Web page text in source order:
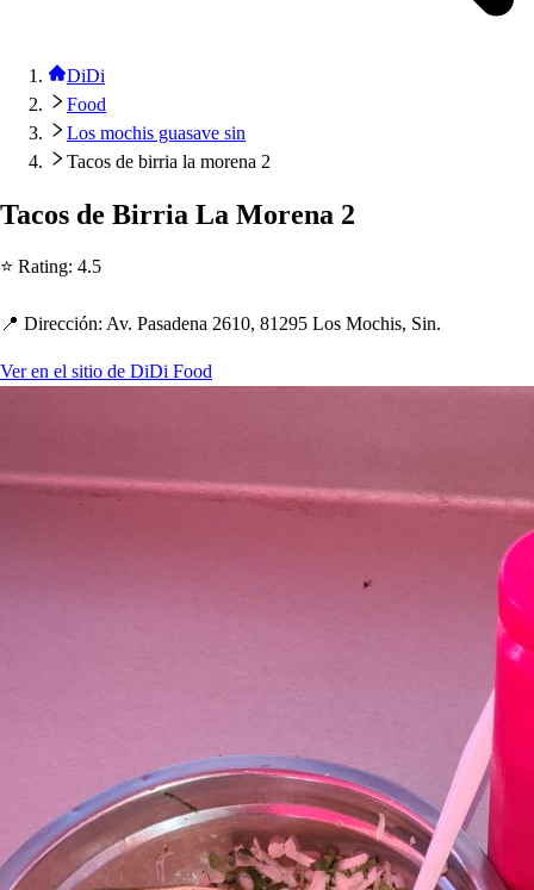
DiDi
Food
Los mochis guasave sin
Tacos de birria la morena 2
Tacos de Birria La Morena 2
⭐ Rating: 4.5
📍 Dirección: Av. Pasadena 2610, 81295 Los Mochis, Sin.
Ver en el sitio de DiDi Food